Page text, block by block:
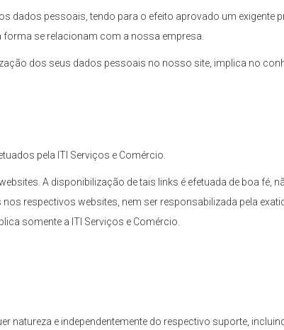
dados pessoais, tendo para o efeito aprovado um exigente
se relacionam com a nossa empresa.
dos seus dados pessoais no nosso site, implica no
pela ITI Serviços e Comércio.
A disponibilização de tais links é efetuada de boa fé,
respectivos websites, nem ser responsabilizada pela
somente a ITI Serviços e Comércio.
e independentemente do respectivo suporte,